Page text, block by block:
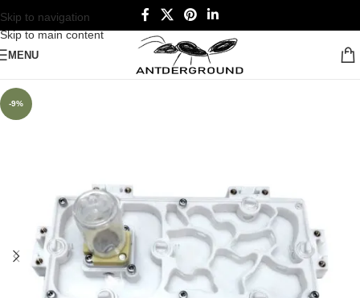
Skip to navigation
Skip to main content
MENU
-9%